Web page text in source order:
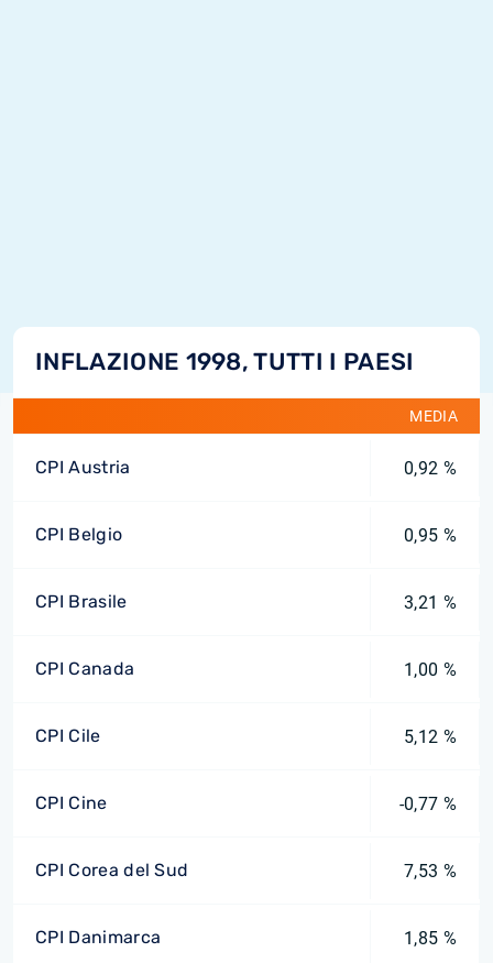
INFLAZIONE 1998, TUTTI I PAESI
MEDIA
CPI Austria 0,92 %
CPI Belgio 0,95 %
CPI Brasile 3,21 %
CPI Canada 1,00 %
CPI Cile 5,12 %
CPI Cine -0,77 %
CPI Corea del Sud 7,53 %
CPI Danimarca 1,85 %